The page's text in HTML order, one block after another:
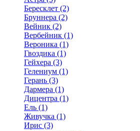
Бересклет (2)
Бруннера (2)
Вейник (2)
Вербейник (1)
Вероника (1)
Гвоздика (1)
Гейхера (3)
Гелениум (1)
Герань (3)
Дармера (1)
Дицентра (1)
Ель (1)
Живучка (1)
Ирис (3)